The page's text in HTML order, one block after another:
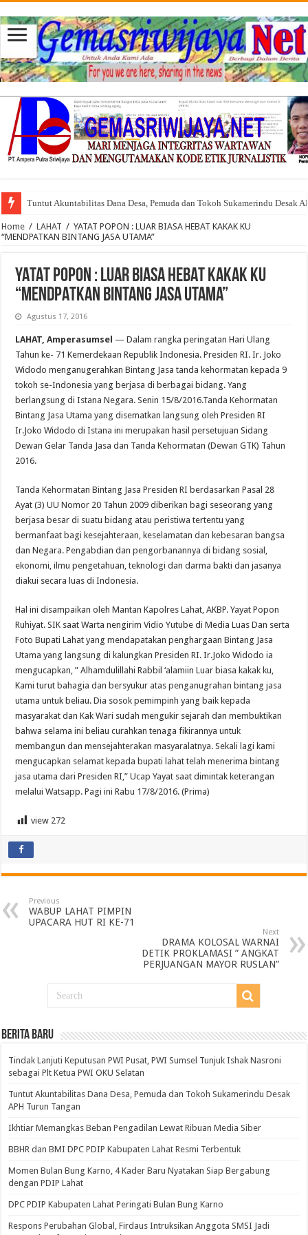
Tuntut Akuntabilitas Dana Desa, Pemuda dan Tokoh Sukamerindu Desak
Home / LAHAT / YATAT POPON : LUAR BIASA HEBAT KAKAK KU
“MENDPATKAN BINTANG JASA UTAMA”
YATAT POPON : LUAR BIASA HEBAT KAKAK KU
“MENDPATKAN BINTANG JASA UTAMA”
Agustus 17, 2016
LAHAT, Amperasumsel — Dalam rangka peringatan Hari Ulang
Tahun ke- 71 Kemerdekaan Republik Indonesia. Presiden RI. Ir. Joko
Widodo menganugerahkan Bintang Jasa tanda kehormatan kepada 9
tokoh se-Indonesia yang berjasa di berbagai bidang. Yang
berlangsung di Istana Negara. Senin 15/8/2016.Tanda Kehormatan
Bintang Jasa Utama yang disematkan langsung oleh Presiden RI
Ir.Joko Widodo di Istana ini merupakan hasil persetujuan Sidang
Dewan Gelar Tanda Jasa dan Tanda Kehormatan (Dewan GTK) Tahun
2016.
Tanda Kehormatan Bintang Jasa Presiden RI berdasarkan Pasal 28
Ayat (3) UU Nomor 20 Tahun 2009 diberikan bagi seseorang yang
berjasa besar di suatu bidang atau peristiwa tertentu yang
bermanfaat bagi kesejahteraan, keselamatan dan kebesaran bangsa
dan Negara. Pengabdian dan pengorbanannya di bidang sosial,
ekonomi, ilmu pengetahuan, teknologi dan darma bakti dan jasanya
diakui secara luas di Indonesia.
Hal ini disampaikan oleh Mantan Kapolres Lahat, AKBP. Yayat Popon
Ruhiyat. SIK saat Warta nengirim Vidio Yutube di Media Luas Dan serta
Foto Bupati Lahat yang mendapatakan penghargaan Bintang Jasa
Utama yang langsung di kalungkan Presiden RI. Ir.Joko Widodo ia
mengucapkan, ” Alhamdulillahi Rabbil ‘alamiin Luar biasa kakak ku,
Kami turut bahagia dan bersyukur atas penganugrahan bintang jasa
utama untuk beliau. Dia sosok pemimpinh yang baik kepada
masyarakat dan Kak Wari sudah mengukir sejarah dan membuktikan
bahwa selama ini beliau curahkan tenaga fikirannya untuk
membangun dan mensejahterakan masyaralatnya. Sekali lagi kami
mengucapkan selamat kepada bupati lahat telah menerima bintang
jasa utama dari Presiden RI,” Ucap Yayat saat dimintak keterangan
melalui Watsapp. Pagi ini Rabu 17/8/2016. (Prima)
view 272
Previous
WABUP LAHAT PIMPIN
UPACARA HUT RI KE-71
Next
DRAMA KOLOSAL WARNAI
DETIK PROKLAMASI ” ANGKAT
PERJUANGAN MAYOR RUSLAN”
BERITA BARU
Tindak Lanjuti Keputusan PWI Pusat, PWI Sumsel Tunjuk Ishak Nasroni
sebagai Plt Ketua PWI OKU Selatan
Tuntut Akuntabilitas Dana Desa, Pemuda dan Tokoh Sukamerindu Desak
APH Turun Tangan
Ikhtiar Memangkas Beban Pengadilan Lewat Ribuan Media Siber
BBHR dan BMI DPC PDIP Kabupaten Lahat Resmi Terbentuk
Momen Bulan Bung Karno, 4 Kader Baru Nyatakan Siap Bergabung
dengan PDIP Lahat
DPC PDIP Kabupaten Lahat Peringati Bulan Bung Karno
Respons Perubahan Global, Firdaus Intruksikan Anggota SMSI Jadi